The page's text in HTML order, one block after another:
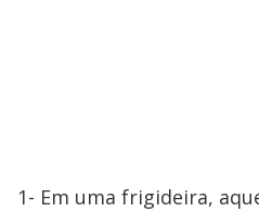
1- Em uma frigideira,